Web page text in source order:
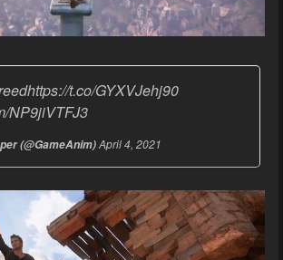
https://t.co/GYXVJehj90
NP9jiVTFJ3
(@GameAnim)April 4, 2021